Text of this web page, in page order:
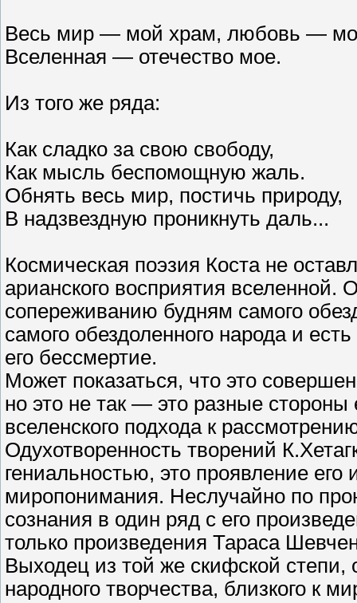
Весь мир — мой храм, любовь —
Вселенная — отечество мое.
Из того же ряда:
Как сладко за свою свободу,
Как мысль беспомощную жаль.
Обнять весь мир, постичь природу,
В надзвездную проникнуть даль...
Космическая поэзия Коста не
арианского восприятия вселенной.
сопереживанию будням самого
самого обездоленного народа и
его бессмертие.
Может показаться, что это
но это не так — это разные
вселенского подхода к
Одухотворенность творений
гениальностью, это проявление
миропонимания. Неслучайно по
сознания в один ряд с его
только произведения Тараса
Выходец из той же скифской степи,
народного творчества, близкого к